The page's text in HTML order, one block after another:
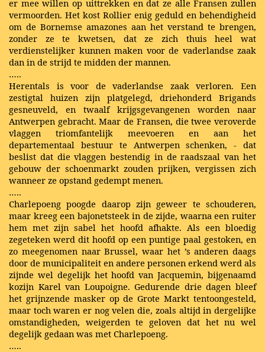
er mee willen op uittrekken en dat ze alle Fransen zullen
vermoorden. Het kost Rollier enig geduld en behendigheid
om de Bornemse amazones aan het verstand te brengen,
zonder ze te kwetsen, dat ze zich thuis heel wat
verdienstelijker kunnen maken voor de vaderlandse zaak
dan in de strijd te midden der mannen.
…..
Herentals is voor de vaderlandse zaak verloren. Een
zestigtal huizen zijn platgelegd, driehonderd Brigands
gesneuveld, en twaalf krijgsgevangenen worden naar
Antwerpen gebracht. Maar de Fransen, die twee veroverde
vlaggen triomfantelijk meevoeren en aan het
departementaal bestuur te Antwerpen schenken, - dat
beslist dat die vlaggen bestendig in de raadszaal van het
gebouw der schoenmarkt zouden prijken, vergissen zich
wanneer ze opstand gedempt menen.
…..
Charlepoeng poogde daarop zijn geweer te schouderen,
maar kreeg een bajonetsteek in de zijde, waarna een ruiter
hem met zijn sabel het hoofd afhakte. Als een bloedig
zegeteken werd dit hoofd op een puntige paal gestoken, en
zo meegenomen naar Brussel, waar het ’s anderen daags
door de municipaliteit en andere personen erkend werd als
zijnde wel degelijk het hoofd van Jacquemin, bijgenaamd
kozijn Karel van Loupoigne. Gedurende drie dagen bleef
het grijnzende masker op de Grote Markt tentoongesteld,
maar toch waren er nog velen die, zoals altijd in dergelijke
omstandigheden, weigerden te geloven dat het nu wel
degelijk gedaan was met Charlepoeng.
…..